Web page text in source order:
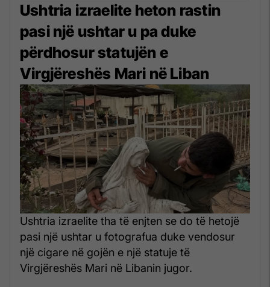
Ushtria izraelite heton rastin
pasi një ushtar u pa duke
përdhosur statujën e
Virgjëreshës Mari në Liban
Ushtria izraelite tha të enjten se do të hetojë
pasi një ushtar u fotografua duke vendosur
një cigare në gojën e një statuje të
Virgjëreshës Mari në Libanin jugor.